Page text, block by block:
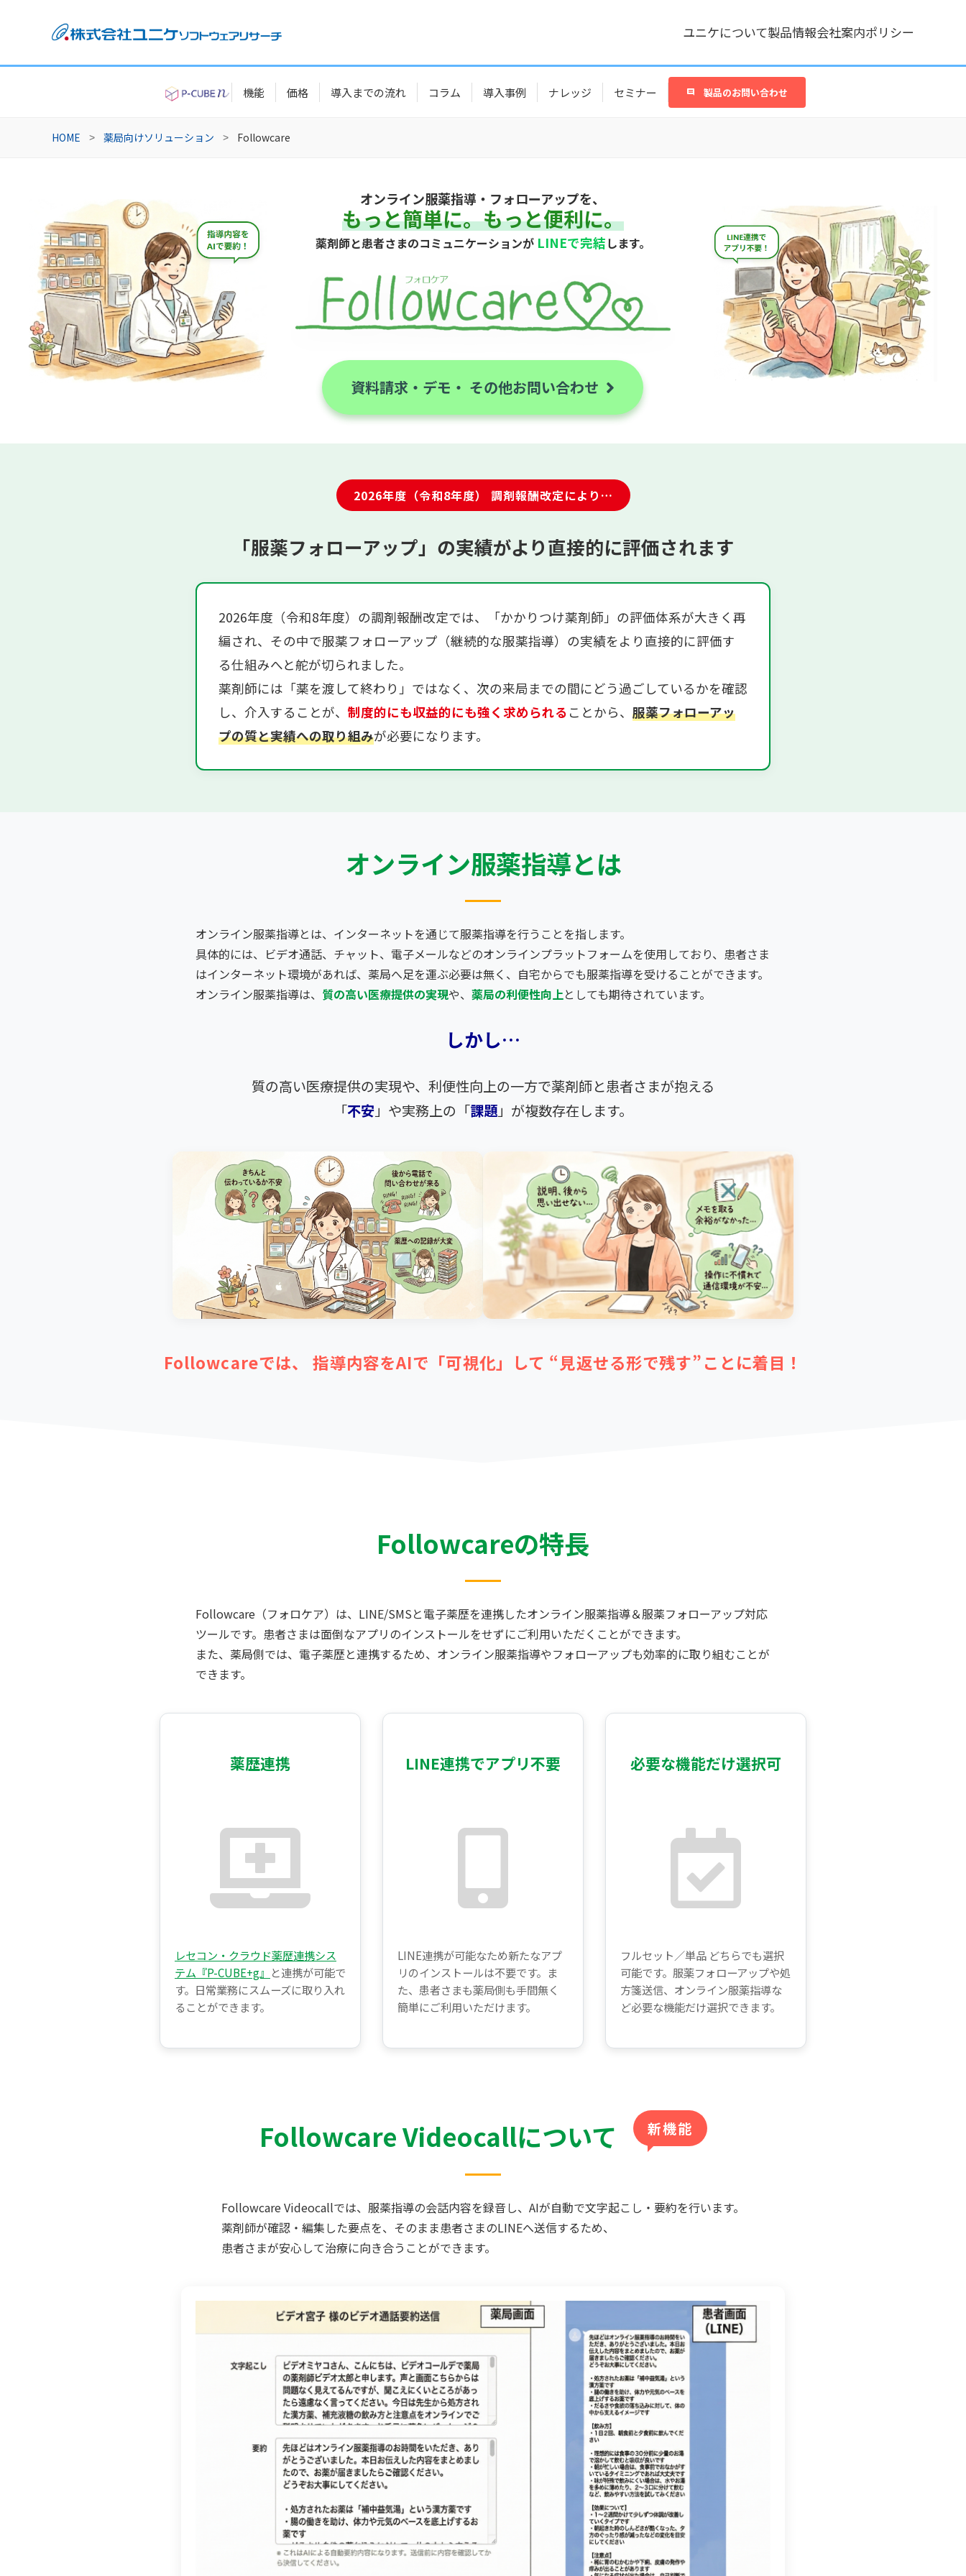
ユニケについて製品情報会社案内ポリシー
機能 価格 導入までの流れ コラム 導入事例 ナレッジ セミナー 製品のお問い合わせ
HOME 薬局向けソリューション Followcare
オンライン服薬指導・フォローアップを、
もっと簡単に。もっと便利に。
薬剤師と患者さまのコミュニケーションが LINEで完結します。
資料請求・デモ・ その他お問い合わせ
2026年度（令和8年度） 調剤報酬改定により…
「服薬フォローアップ」の実績がより直接的に評価されます
2026年度（令和8年度）の調剤報酬改定では、「かかりつけ薬剤師」の評価体系が大きく再
編され、その中で服薬フォローアップ（継続的な服薬指導）の実績をより直接的に評価す
る仕組みへと舵が切られました。
薬剤師には「薬を渡して終わり」ではなく、次の来局までの間にどう過ごしているかを確認
し、介入することが、 制度的にも収益的にも強く求められる ことから、 服薬フォローアッ
プの質と実績への取り組みが必要になります。
オンライン服薬指導とは
オンライン服薬指導とは、インターネットを通じて服薬指導を行うことを指します。
具体的には、ビデオ通話、チャット、電子メールなどのオンラインプラットフォームを使用しており、患者さま
はインターネット環境があれば、薬局へ足を運ぶ必要は無く、自宅からでも服薬指導を受けることができます。
オンライン服薬指導は、 質の高い医療提供の実現や、 薬局の利便性向上としても期待されています。
しかし…
質の高い医療提供の実現や、利便性向上の一方で薬剤師と患者さまが抱える
「不安」や実務上の「課題」が複数存在します。
Followcareでは、 指導内容をAIで「可視化」して “見返せる形で残す”ことに着目！
Followcareの特長
Followcare（フォロケア）は、LINE/SMSと電子薬歴を連携したオンライン服薬指導＆服薬フォローアップ対応
ツールです。患者さまは面倒なアプリのインストールをせずにご利用いただくことができます。
また、薬局側では、電子薬歴と連携するため、オンライン服薬指導やフォローアップも効率的に取り組むことが
できます。
薬歴連携
レセコン・クラウド薬歴連携シス
テム『P-CUBE+g』 と連携が可能で
す。日常業務にスムーズに取り入れ
ることができます。
LINE連携でアプリ不要
LINE連携が可能なため新たなアプ
リのインストールは不要です。ま
た、患者さまも薬局側も手間無く
簡単にご利用いただけます。
必要な機能だけ選択可
フルセット／単品 どちらでも選択
可能です。服薬フォローアップや処
方箋送信、オンライン服薬指導な
ど必要な機能だけ選択できます。
Followcare Videocallについて 新機能
Followcare Videocallでは、服薬指導の会話内容を録音し、AIが自動で文字起こし・要約を行います。
薬剤師が確認・編集した要点を、そのまま患者さまのLINEへ送信するため、
患者さまが安心して治療に向き合うことができます。